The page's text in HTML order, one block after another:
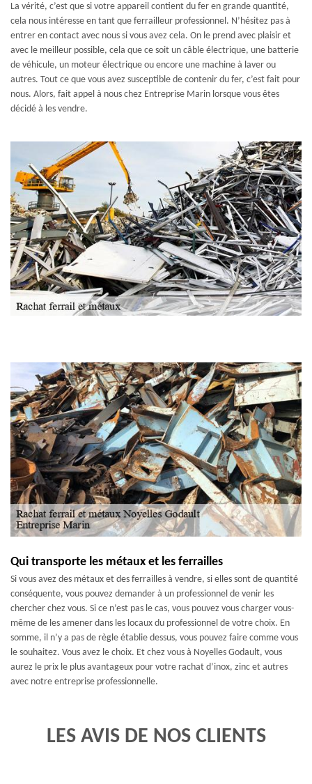
La vérité, c’est que si votre appareil contient du fer en grande quantité,
cela nous intéresse en tant que ferrailleur professionnel. N’hésitez pas à
entrer en contact avec nous si vous avez cela. On le prend avec plaisir et
avec le meilleur possible, cela que ce soit un câble électrique, une batterie
de véhicule, un moteur électrique ou encore une machine à laver ou
autres. Tout ce que vous avez susceptible de contenir du fer, c’est fait pour
nous. Alors, fait appel à nous chez Entreprise Marin lorsque vous êtes
décidé à les vendre.
Qui transporte les métaux et les ferrailles
Si vous avez des métaux et des ferrailles à vendre, si elles sont de quantité
conséquente, vous pouvez demander à un professionnel de venir les
chercher chez vous. Si ce n’est pas le cas, vous pouvez vous charger vous-
même de les amener dans les locaux du professionnel de votre choix. En
somme, il n’y a pas de règle établie dessus, vous pouvez faire comme vous
le souhaitez. Vous avez le choix. Et chez vous à Noyelles Godault, vous
aurez le prix le plus avantageux pour votre rachat d’inox, zinc et autres
avec notre entreprise professionnelle.
LES AVIS DE NOS CLIENTS